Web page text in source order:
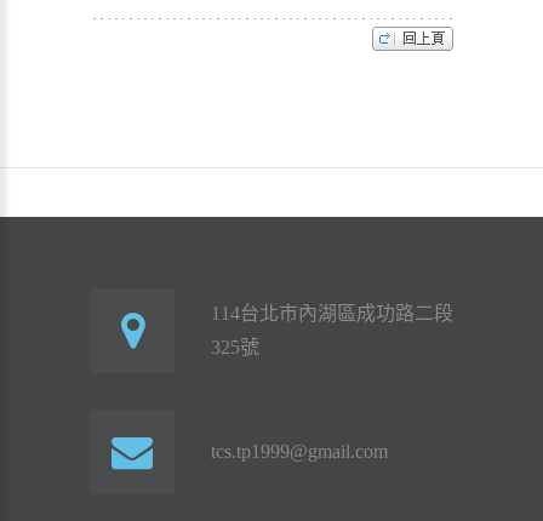
114台北市內湖區成功路二段
325號
tcs.tp1999@gmail.com